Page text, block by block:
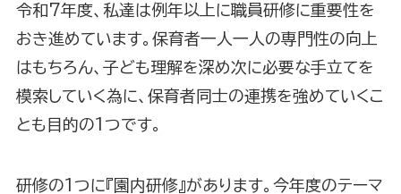
令和7年度、私達は例年以上に職員研修に重要性を
おき進めています。保育者一人一人の専門性の向上
はもちろん、子ども理解を深め次に必要な手立てを
模索していく為に、保育者同士の連携を強めていくこ
とも目的の1つです。
研修の1つに『園内研修』があります。今年度のテーマ